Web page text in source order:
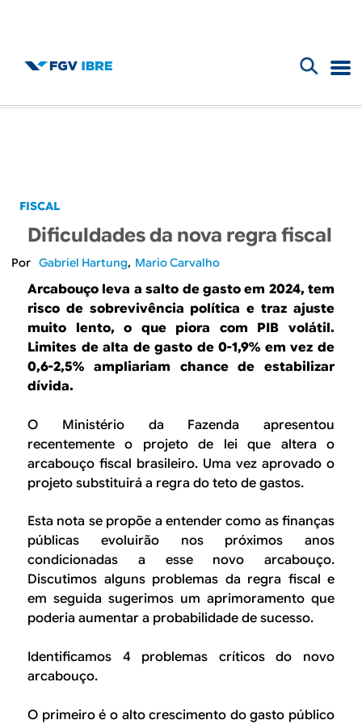
B
g
d
B
o
r
i
o
d
u
s
a
FISCAL
Dificuldades da nova regra fiscal
Gabriel Hartung Mario Carvalho
Arcabouço leva a salto de gasto em 2024, tem
risco de sobrevivência política e traz ajuste
muito lento, o que piora com PIB volátil.
Limites de alta de gasto de 0-1,9% em vez de
0,6-2,5% ampliariam chance de estabilizar
dívida.
O Ministério da Fazenda apresentou
recentemente o projeto de lei que altera o
arcabouço fiscal brasileiro. Uma vez aprovado o
projeto substituirá a regra do teto de gastos.
Esta nota se propõe a entender como as finanças
públicas evoluirão nos próximos anos
condicionadas a esse novo arcabouço.
Discutimos alguns problemas da regra fiscal e
em seguida sugerimos um aprimoramento que
poderia aumentar a probabilidade de sucesso.
Identificamos 4 problemas críticos do novo
arcabouço.
O primeiro é o alto crescimento do gasto público